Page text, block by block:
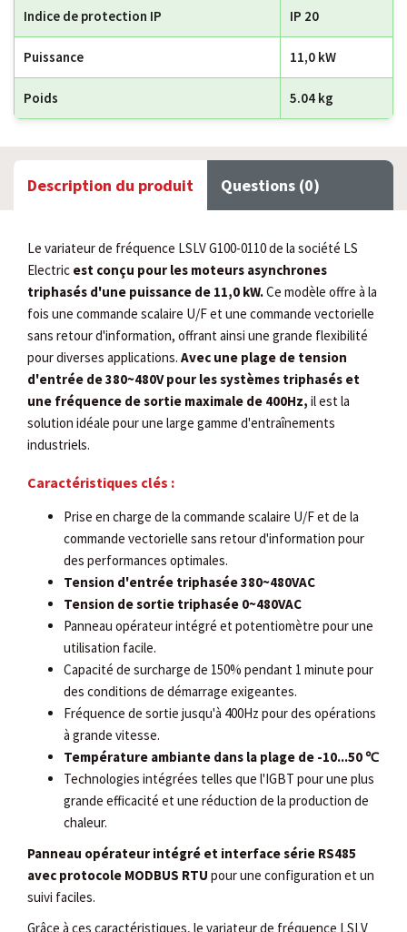
Indice de protection IP IP 20
Puissance 11,0 kW
Poids 5.04 kg
Description du produit Questions (0)
Le variateur de fréquence LSLV G100-0110 de la société LS
Electric est conçu pour les moteurs asynchrones
triphasés d'une puissance de 11,0 kW.Ce modèle offre à la
fois une commande scalaire U/F et une commande vectorielle
sans retour d'information, offrant ainsi une grande flexibilité
pour diverses applications. Avec une plage de tension
d'entrée de 380~480V pour les systèmes triphasés et
une fréquence de sortie maximale de 400Hz, il est la
solution idéale pour une large gamme d'entraînements
industriels.
Caractéristiques clés :
Prise en charge de la commande scalaire U/F et de la
commande vectorielle sans retour d'information pour
des performances optimales.
Tension d'entrée triphasée 380~480VAC
Tension de sortie triphasée 0~480VAC
Panneau opérateur intégré et potentiomètre pour une
utilisation facile.
Capacité de surcharge de 150% pendant 1 minute pour
des conditions de démarrage exigeantes.
Fréquence de sortie jusqu'à 400Hz pour des opérations
à grande vitesse.
Température ambiante dans la plage de -10...50 ℃
Technologies intégrées telles que l'IGBT pour une plus
grande efficacité et une réduction de la production de
chaleur.
Panneau opérateur intégré et interface série RS485
avec protocole MODBUS RTU pour une configuration et un
suivi faciles.
Grâce à ces caractéristiques, le variateur de fréquence LSLV